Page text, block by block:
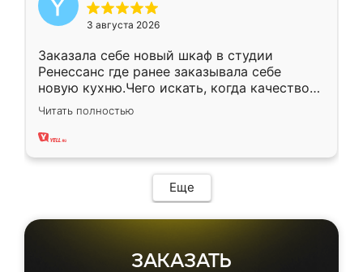
3 августа 2026
Заказала себе новый шкаф в студии
Ренессанс где ранее заказывала себе
новую кухню.Чего искать, когда качеством
вполне довольна. Служит кухня уже почти
два года, нареканий нет.
Читать полностью
Еще
ЗАКАЗАТЬ